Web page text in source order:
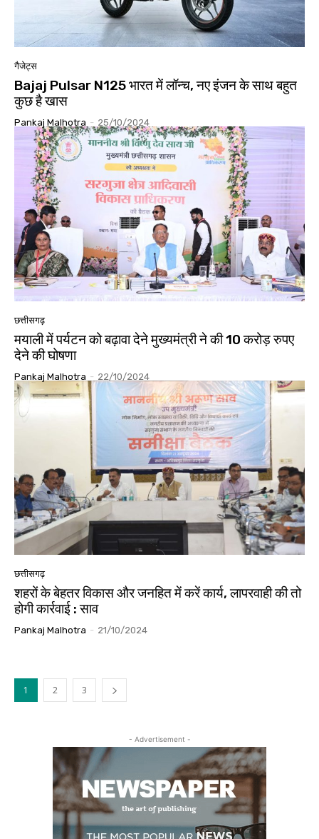
गैजेट्स
Bajaj Pulsar N125 भारत में लॉन्च, नए इंजन के साथ बहुत
कुछ है खास
Pankaj Malhotra - 25/10/2024
छत्तीसगढ़
मयाली में पर्यटन को बढ़ावा देने मुख्यमंत्री ने की 10 करोड़ रुपए
देने की घोषणा
Pankaj Malhotra - 22/10/2024
छत्तीसगढ़
शहरों के बेहतर विकास और जनहित में करें कार्य, लापरवाही की तो
होगी कार्रवाई : साव
Pankaj Malhotra - 21/10/2024
1 2 3
- Advertisement -